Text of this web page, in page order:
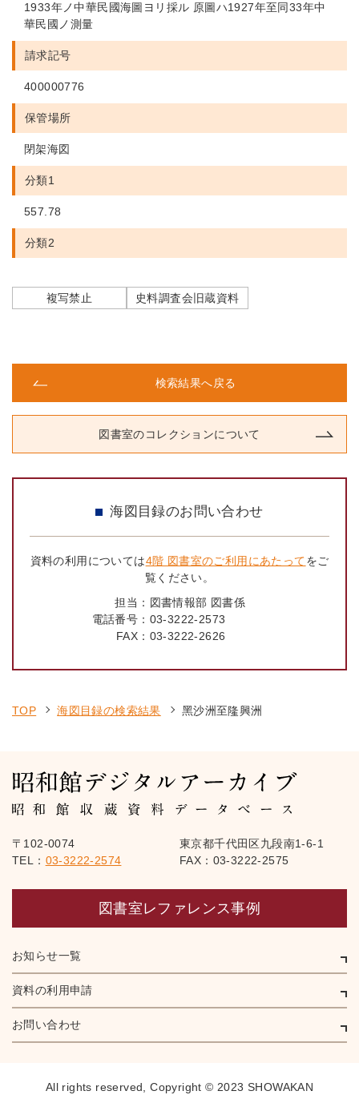
1933年ノ中華民國海圖ヨリ採ル 原圖ハ1927年至同33年中
華民國ノ測量
請求記号
400000776
保管場所
閉架海図
分類1
557.78
分類2
複写禁止 史料調査会旧蔵資料
検索結果へ戻る
図書室のコレクションについて
海図目録のお問い合わせ
資料の利用については4階 図書室のご利用にあたってをご
覧ください。
担当： 図書情報部 図書係
電話番号： 03-3222-2573
FAX： 03-3222-2626
TOP 海図目録の検索結果 黑沙洲至隆興洲
〒102-0074
東京都千代田区九段南1-6-1
TEL： 03-3222-2574 FAX：03-3222-2575
図書室レファレンス事例
お知らせ一覧
資料の利用申請
お問い合わせ
All rights reserved,Copyright © 2023 SHOWAKAN